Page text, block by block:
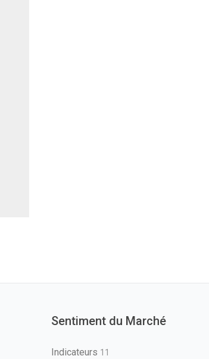
Sentiment du Marché
Indicateurs 11